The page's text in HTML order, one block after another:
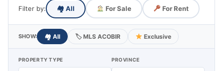
Filter by: 🏘 All For Sale For Rent
SHOW: 🏘 All 🏷MLS ACOBIR Exclusive
PROPERTY TYPE PROVINCE